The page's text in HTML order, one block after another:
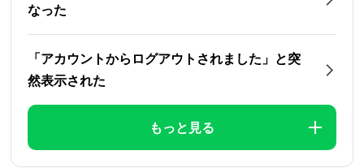
なった
「アカウントからログアウトされました」と突
然表示された
もっと見る